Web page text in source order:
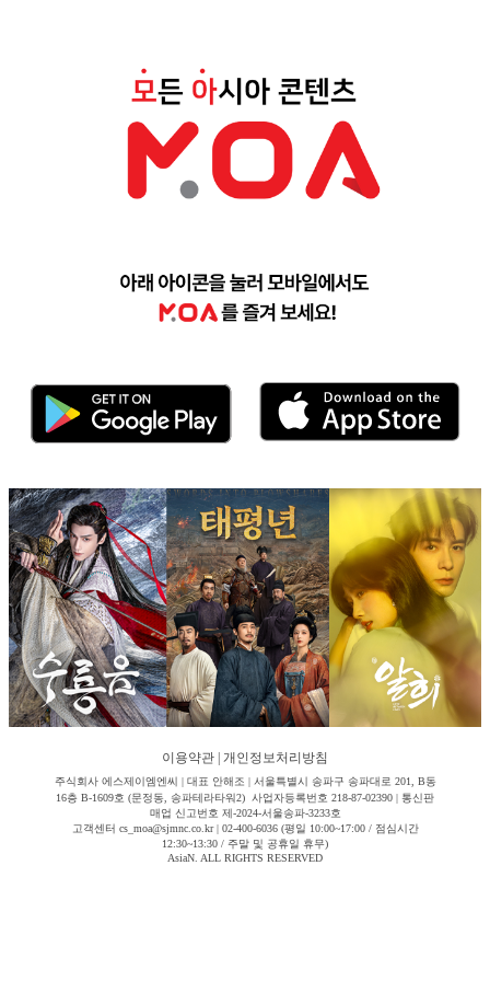
이용약관 개인정보처리방침
주식회사 에스제이엠엔씨 | 대표 안해조 | 서울특별시 송파구 송파대로 201, B동
16층 B-1609호 (문정동, 송파테라타워2) 사업자등록번호 218-87-02390 | 통신판
매업 신고번호 제-2024-서울송파-3233호
고객센터 cs_moa@sjmnc.co.kr | 02-400-6036 (평일 10:00~17:00 / 점심시간
12:30~13:30 / 주말 및 공휴일 휴무)
AsiaN. ALL RIGHTS RESERVED